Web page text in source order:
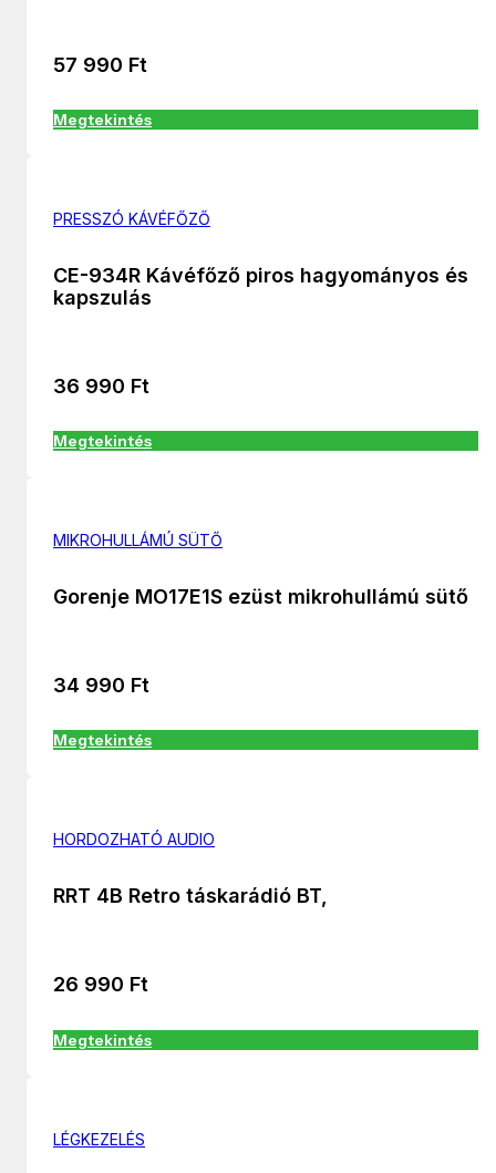
57 990 Ft
Megtekintés
PRESSZÓ KÁVÉFŐZŐ
CE-934R Kávéfőző piros hagyományos és
kapszulás
36 990 Ft
Megtekintés
MIKROHULLÁMÚ SÜTŐ
Gorenje MO17E1S ezüst mikrohullámú sütő
34 990 Ft
Megtekintés
HORDOZHATÓ AUDIO
RRT 4B Retro táskarádió BT,
26 990 Ft
Megtekintés
LÉGKEZELÉS